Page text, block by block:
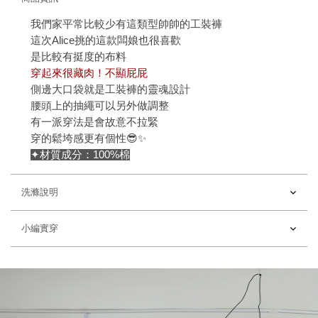
我們家平常比較少有這類型帥帥的工裝褲
這次Alice挑的這款闆娘也很喜歡
是比較有挺度的布料
穿起來很藏肉！不顯屁屁
側邊大口袋就是工裝褲的靈魂設計
腰頭上的抽繩可以另外做調整
有一派穿法是會故意不拉緊
穿的鬆垮感更有個性😎✨
✦材質成分：100%棉
洗滌說明
小編實穿